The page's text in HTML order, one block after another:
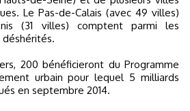
Le Pas-de-Calais (avec 49 villes)
(31 villes) comptent parmi les
200 bénéficieront du Programme
urbain pour lequel 5 milliards
en septembre 2014.